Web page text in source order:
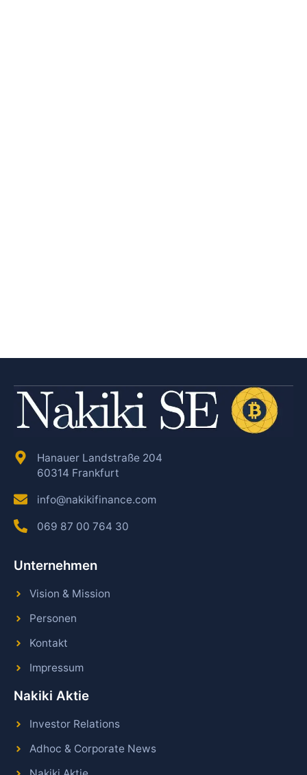
Hanauer Landstraße 204
60314 Frankfurt
info@nakikifinance.com
069 87 00 764 30
Unternehmen
Vision & Mission
Personen
Kontakt
Impressum
Nakiki Aktie
Investor Relations
Adhoc & Corporate News